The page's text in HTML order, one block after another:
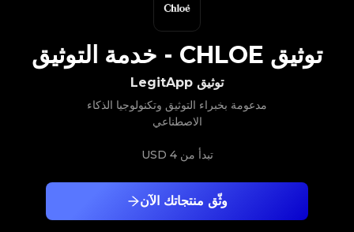
وثّق منتجاتك الآن
توثيق LegitApp
مدعومة بخبراء التوثيق وتكنولوجيا الذكاء
الاصطناعي
تبدأ من4 USD
توثيق CHLOE
- خدمة التوثيق